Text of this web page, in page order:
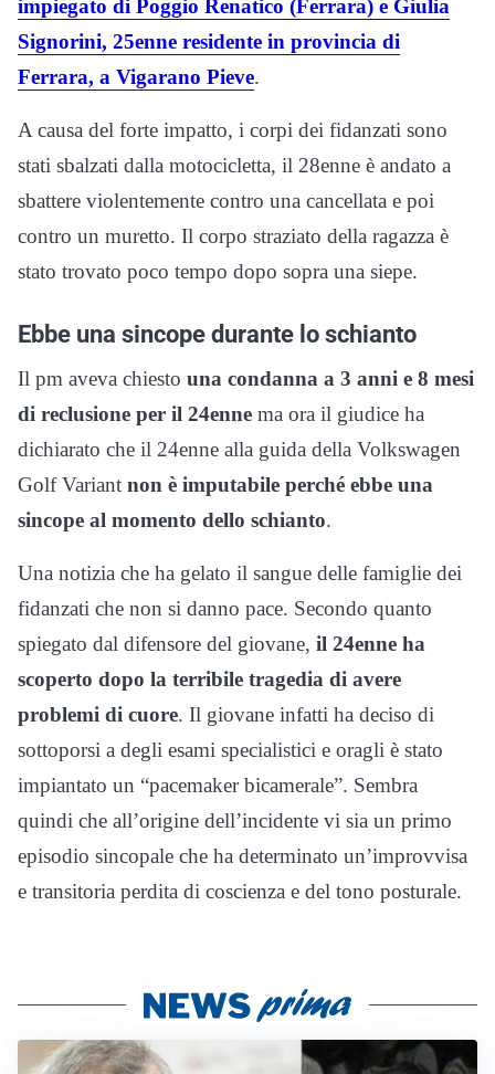
impiegato di Poggio Renatico (Ferrara) e Giulia
Signorini, 25enne residente in provincia di
Ferrara, a Vigarano Pieve.
A causa del forte impatto, i corpi dei fidanzati sono
stati sbalzati dalla motocicletta, il 28enne è andato a
sbattere violentemente contro una cancellata e poi
contro un muretto. Il corpo straziato della ragazza è
stato trovato poco tempo dopo sopra una siepe.
Ebbe una sincope durante lo schianto
Il pm aveva chiesto una condanna a 3 anni e 8 mesi
di reclusione per il 24enne ma ora il giudice ha
dichiarato che il 24enne alla guida della Volkswagen
Golf Variant non è imputabile perché ebbe una
sincope al momento dello schianto.
Una notizia che ha gelato il sangue delle famiglie dei
fidanzati che non si danno pace. Secondo quanto
spiegato dal difensore del giovane, il 24enne ha
scoperto dopo la terribile tragedia di avere
problemi di cuore. Il giovane infatti ha deciso di
sottoporsi a degli esami specialistici e oragli è stato
impiantato un “pacemaker bicamerale”. Sembra
quindi che all’origine dell’incidente vi sia un primo
episodio sincopale che ha determinato un’improvvisa
e transitoria perdita di coscienza e del tono posturale.